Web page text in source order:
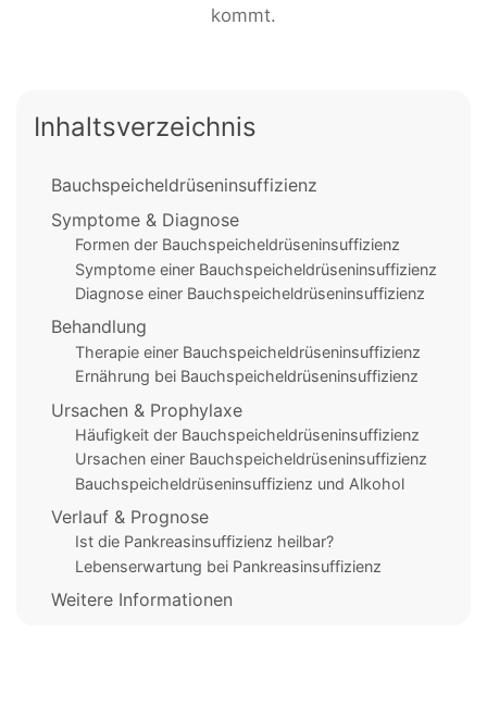
kommt.
Inhaltsverzeichnis
Bauchspeicheldrüseninsuffizienz
Symptome & Diagnose
Formen der Bauchspeicheldrüseninsuffizienz
Symptome einer Bauchspeicheldrüseninsuffizienz
Diagnose einer Bauchspeicheldrüseninsuffizienz
Behandlung
Therapie einer Bauchspeicheldrüseninsuffizienz
Ernährung bei Bauchspeicheldrüseninsuffizienz
Ursachen & Prophylaxe
Häufigkeit der Bauchspeicheldrüseninsuffizienz
Ursachen einer Bauchspeicheldrüseninsuffizienz
Bauchspeicheldrüseninsuffizienz und Alkohol
Verlauf & Prognose
Ist die Pankreasinsuffizienz heilbar?
Lebenserwartung bei Pankreasinsuffizienz
Weitere Informationen